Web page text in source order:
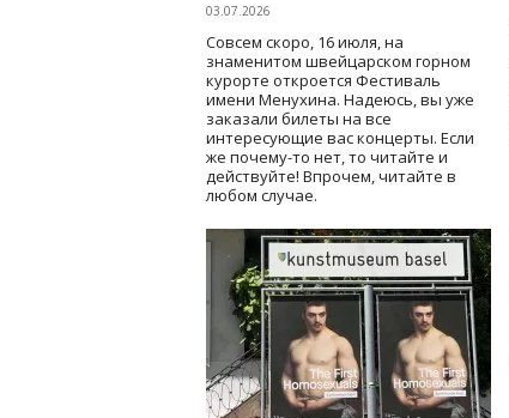
03.07.2026
Совсем скоро, 16 июля, на
знаменитом швейцарском горном
курорте откроется Фестиваль
имени Менухина. Надеюсь, вы уже
заказали билеты на все
интересующие вас концерты. Если
же почему-то нет, то читайте и
действуйте! Впрочем, читайте в
любом случае.